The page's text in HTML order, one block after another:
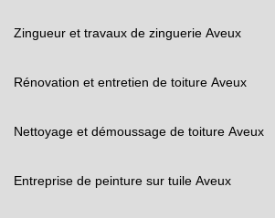
Zingueur et travaux de zinguerie Aveux
Rénovation et entretien de toiture Aveux
Nettoyage et démoussage de toiture Aveux
Entreprise de peinture sur tuile Aveux